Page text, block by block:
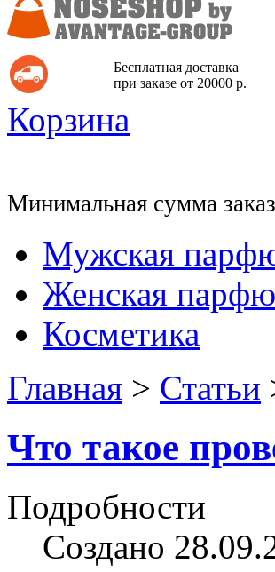
Бесплатная доставка
при заказе от 20000 р.
Корзина
Минимальная сумма
Мужская
Женская
Косметика
Главная > Статьи
Что такое
Подробности
Создано